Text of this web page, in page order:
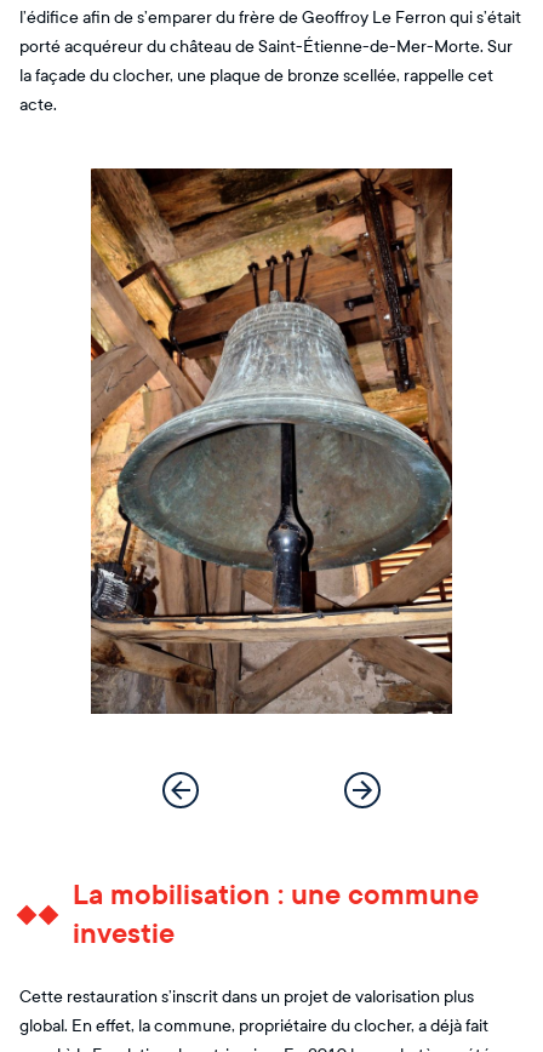
l’édifice afin de s’emparer du frère de Geoffroy Le Ferron qui s’était
porté acquéreur du château de Saint-Étienne-de-Mer-Morte. Sur
la façade du clocher, une plaque de bronze scellée, rappelle cet
acte.
La mobilisation : une commune
investie
Cette restauration s’inscrit dans un projet de valorisation plus
global. En effet, la commune, propriétaire du clocher, a déjà fait